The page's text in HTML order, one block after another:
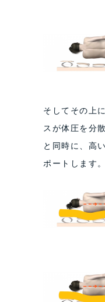
そしてその上
スが体圧を分
と同時に、高
ポートします。